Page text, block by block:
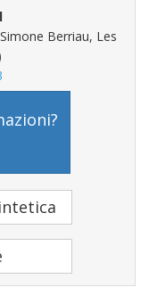
Berriau, Les